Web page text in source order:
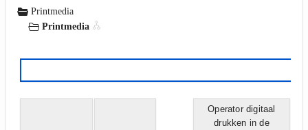
Printmedia
Printmedia
Operator digitaal
drukken in de